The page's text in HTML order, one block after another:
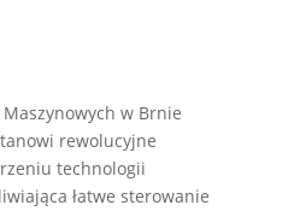
w Brnie
rewolucyjne
technologii
łatwe sterowanie